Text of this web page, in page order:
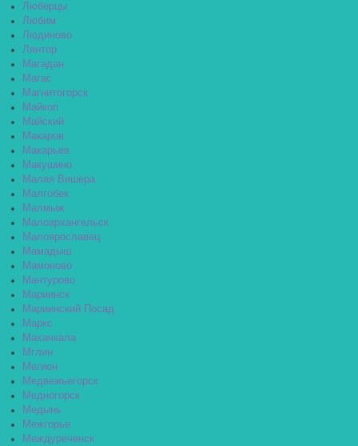
Люберцы
Любим
Людиново
Лянтор
Магадан
Магас
Магнитогорск
Майкоп
Майский
Макаров
Макарьев
Макушино
Малая Вишера
Малгобек
Малмыж
Малоархангельск
Малоярославец
Мамадыш
Мамоново
Мантурово
Мариинск
Мариинский Посад
Маркс
Махачкала
Мглин
Мегион
Медвежьегорск
Медногорск
Медынь
Межгорье
Междуреченск